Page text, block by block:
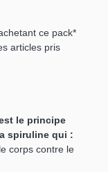
ce pack*
articles pris
le principe
spiruline qui :
corps contre le